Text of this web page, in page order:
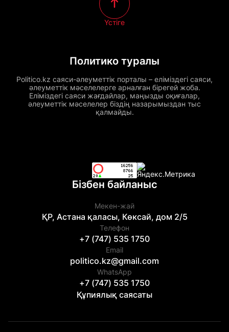
Политико туралы
Politico.kz саяси-әлеуметтік порталы – еліміздегі саяси,
әлеуметтік мәселелерге арналған бірегей жоба.
Еліміздегі саяси жағдайлар, маңызды оқиғалар,
әлеуметтік мәселелер біздің назарымыздан тыс
қалмайды.
Үстіге
Бізбен байланыс
Мекен-жай
ҚР, Астана қаласы, Көксай, дом 2/5
Телефон
+7 (747) 535 1750
Email
politico.kz@gmail.com
WhatsApp
+7 (747) 535 1750
Құпиялық саясаты